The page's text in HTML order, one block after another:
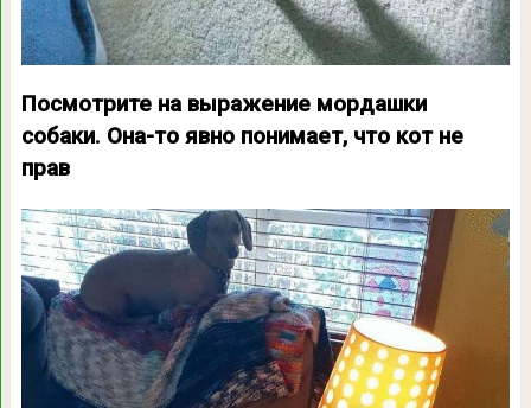
Посмотрите на выражение мордашки
собаки. Она-то явно понимает, что кот не
прав